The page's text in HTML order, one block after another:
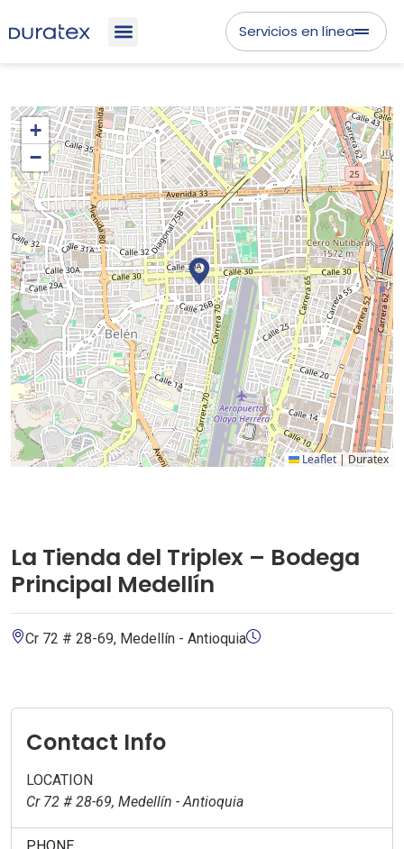
Servicios en línea
+
−
Leaflet |Duratex
La Tienda del Triplex – Bodega
Principal Medellín
Cr 72 # 28-69, Medellín - Antioquia
Contact Info
LOCATION
Cr 72 # 28-69, Medellín - Antioquia